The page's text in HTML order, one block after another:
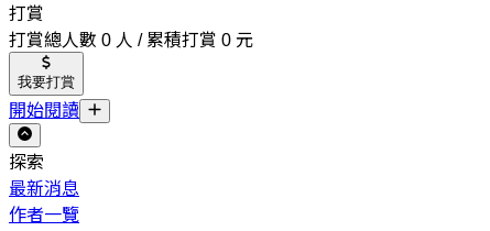
打賞
打賞總人數 0 人 / 累積打賞 0 元
我要打賞
開始閱讀
探索
最新消息
作者一覽